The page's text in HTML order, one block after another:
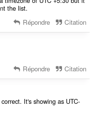
the list.
Répondre Citation
Répondre Citation
It's showing as UTC-